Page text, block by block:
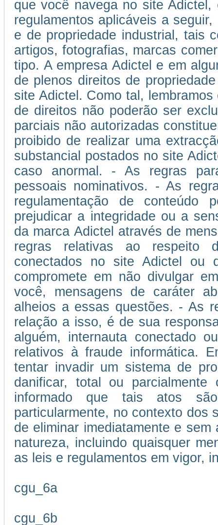
que você navega no site
regulamentos aplicáveis a
e de propriedade industrial, tais
artigos, fotografias, marcas
tipo. A empresa Adictel e em
de plenos direitos de
site Adictel. Como tal,
de direitos não poderão ser
parciais não autorizadas
proibido de realizar uma
substancial postados no site
caso anormal. - As regras
pessoais nominativos. - As
regulamentação de conteúdo
prejudicar a integridade ou a
da marca Adictel através de
regras relativas ao respeito
conectados no site Adictel ou
compromete em não divulgar
você, mensagens de caráter
alheios a essas questões. - As
relação a isso, é de sua
alguém, internauta conectado
relativos à fraude informática.
tentar invadir um sistema de
danificar, total ou
informado que tais atos
particularmente, no contexto dos
de eliminar imediatamente e
natureza, incluindo quaisquer
as leis e regulamentos em vigor,
cgu_6a
cgu_6b